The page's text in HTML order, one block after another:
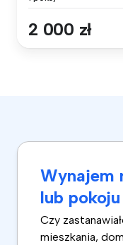
2 000 zł
Wynajem
lub
Czy
mieszkania,